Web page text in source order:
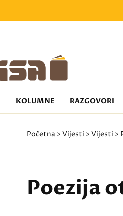
KOLUMNE RAZGOVORI
Početna >Vijesti >Vijesti >
Poezija